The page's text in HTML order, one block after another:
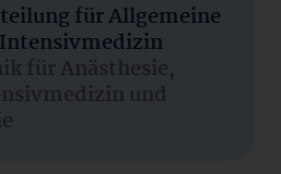
für Allgemeine
für Anästhesie,
und